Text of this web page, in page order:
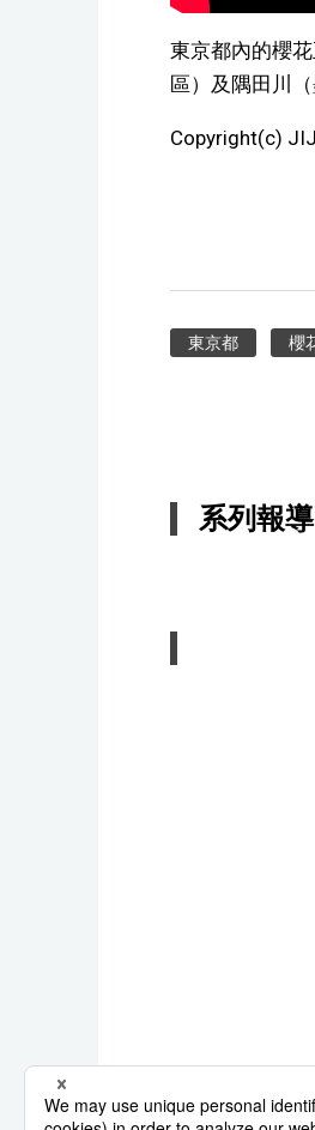
東京都內的櫻
區）及隅田川
Copyright(c)
東京都 櫻
系列報導